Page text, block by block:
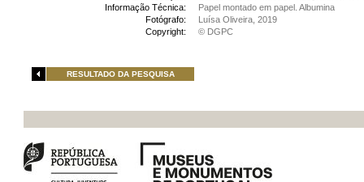
Informação Técnica:
Papel montado em papel. Albumina
Fotógrafo:
Luísa Oliveira, 2019
Copyright:
© DGPC
RESULTADO DA PESQUISA